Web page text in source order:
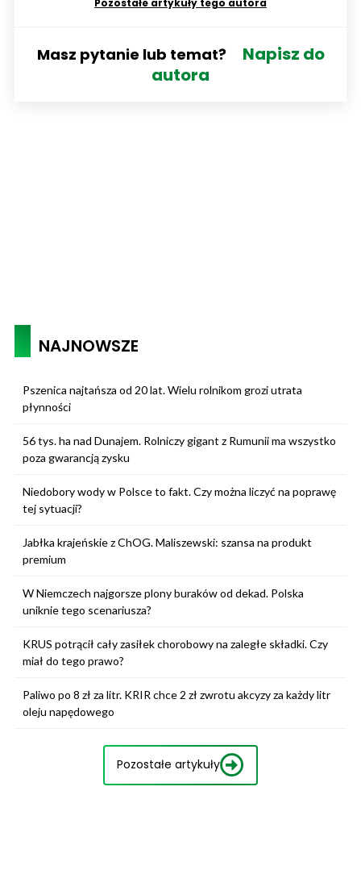
Pozostałe artykuły tego autora
Masz pytanie lub temat?
Napisz do
autora
NAJNOWSZE
Pszenica najtańsza od 20 lat. Wielu rolnikom grozi utrata
płynności
56 tys. ha nad Dunajem. Rolniczy gigant z Rumunii ma wszystko
poza gwarancją zysku
Niedobory wody w Polsce to fakt. Czy można liczyć na poprawę
tej sytuacji?
Jabłka krajeńskie z ChOG. Maliszewski: szansa na produkt
premium
W Niemczech najgorsze plony buraków od dekad. Polska
uniknie tego scenariusza?
KRUS potrącił cały zasiłek chorobowy na zaległe składki. Czy
miał do tego prawo?
Paliwo po 8 zł za litr. KRIR chce 2 zł zwrotu akcyzy za każdy litr
oleju napędowego
Pozostałe artykuły